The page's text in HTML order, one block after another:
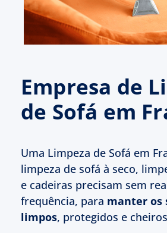
Empresa de
de Sofá em
Uma Limpeza de Sofá em
limpeza de sofá à seco,
e cadeiras precisam sem
frequência, para manter os
limpos, protegidos e